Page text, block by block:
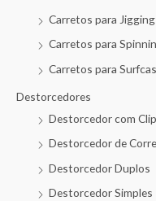
Carretos para Jigging
Carretos para
Carretos para
Destorcedores
Destorcedor com
Destorcedor de
Destorcedor Duplos
Destorcedor Simples